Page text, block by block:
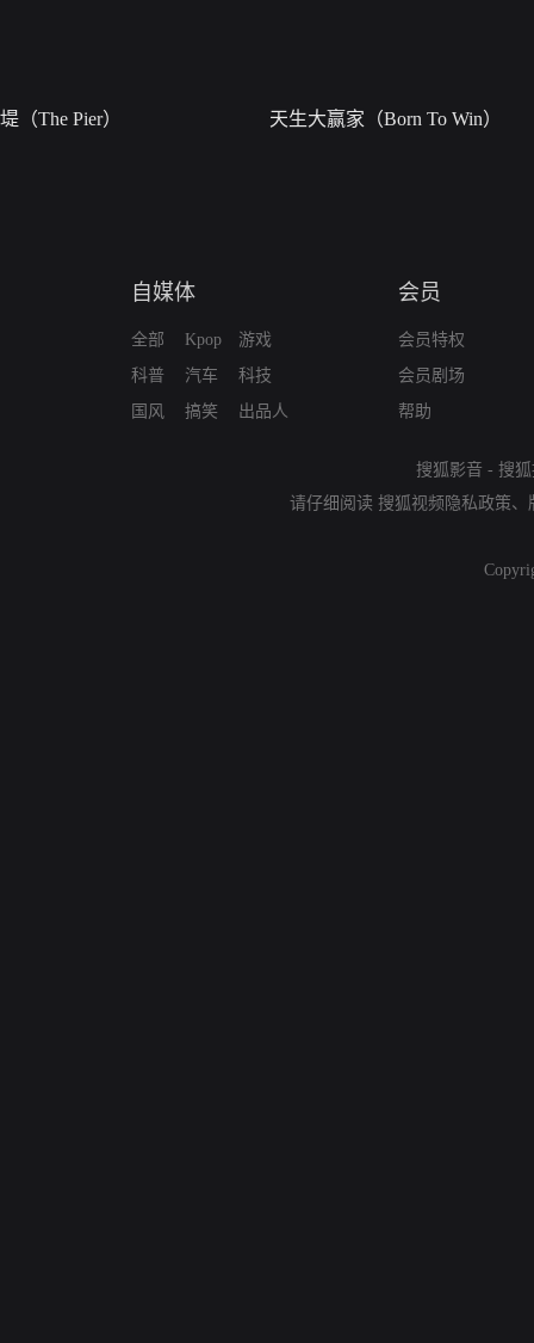
堤（The Pier） 天生大赢家（Born To Win）
自媒体
全部
科普
国风
Kpop
汽车
搞笑
游戏
科技
出品人
会员
会员特权
会员剧场
帮助
搜狐影音 - 搜
请仔细阅读 搜狐视频隐私政策、